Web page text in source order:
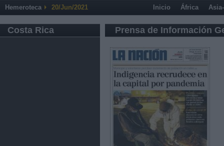
Hemeroteca 20/Jun/2021 Inicio África
Costa Rica Prensa de Información